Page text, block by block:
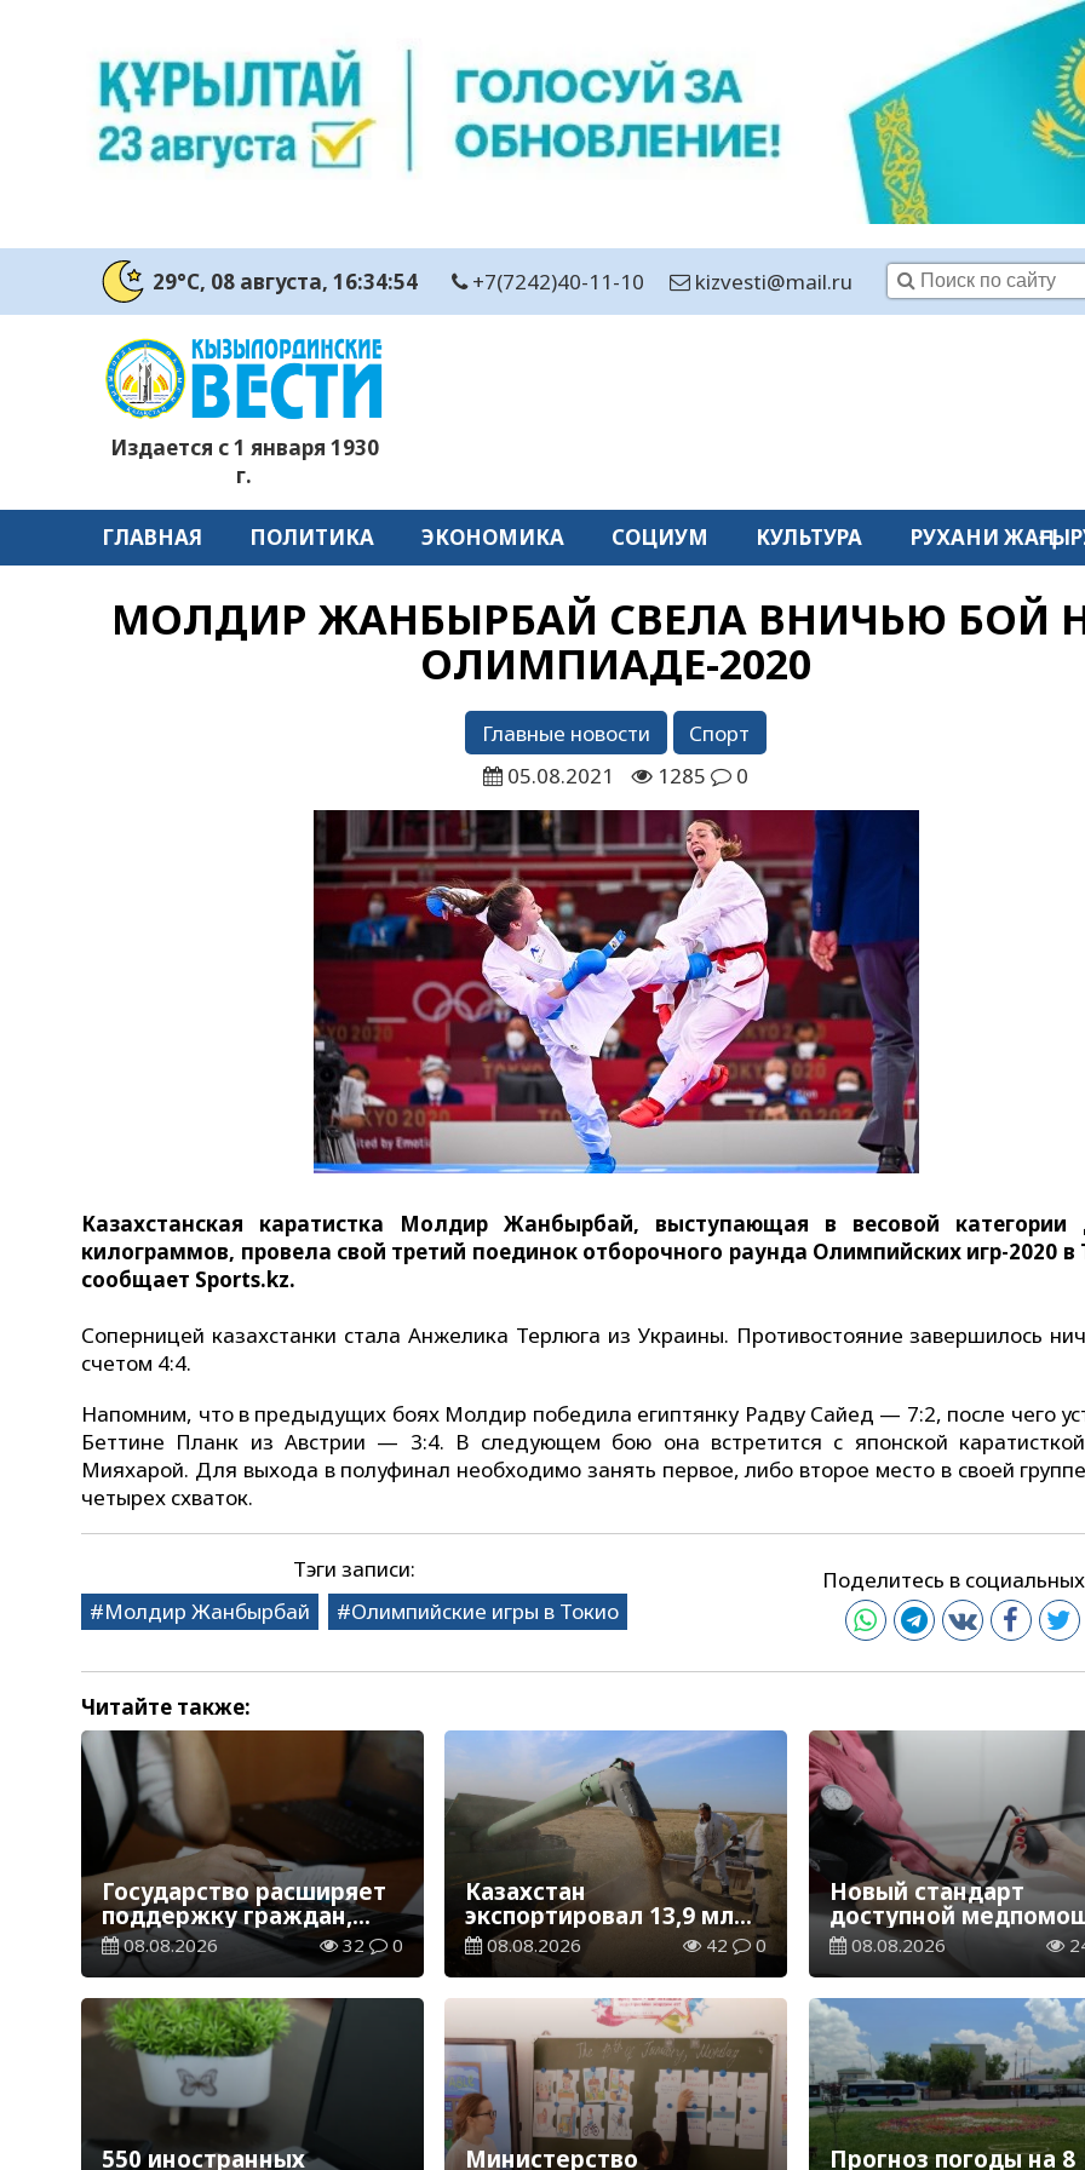
29°C, 08 августа, 16:34:55 +7(7242)40-11-10 kizvesti@mail.ru
Издается с 1 января 1930
г.
ГЛАВНАЯ ПОЛИТИКА ЭКОНОМИКА СОЦИУМ КУЛЬТУРА РУХАНИ
МОЛДИР ЖАНБЫРБАЙ СВЕЛА ВНИЧЬЮ БОЙ
ОЛИМПИАДЕ-2020
Главные новости
Спорт
05.08.2021
1285 0
Казахстанская каратистка Молдир Жанбырбай, выступающая в весовой категории
килограммов, провела свой третий поединок отборочного раунда Олимпийских игр-2020 в
сообщает Sports.kz.
Соперницей казахстанки стала Анжелика Терлюга из Украины. Противостояние завершилось
счетом 4:4.
Напомним, что в предыдущих боях Молдир победила египтянку Радву Сайед — 7:2, после чего
Беттине Планк из Австрии — 3:4. В следующем бою она встретится с японской
Мияхарой. Для выхода в полуфинал необходимо занять первое, либо второе место в своей
четырех схваток.
Тэги записи:
Молдир Жанбырбай
Олимпийские игры в Токио
Поделитесь в
Читайте также:
Государство расширяет
поддержку граждан,
переезжающих в новые
регионы для работы
08.08.2026 32 0
Казахстан
экспортировал 13,9 млн
тонн зерна и муки в
зерновом эквиваленте
08.08.2026 42 0
Новый стандарт
доступной
более 1 млн
казахстанцев
телемедицинские
услуги
08.08.2026
550 иностранных
Министерство
Прогноз погоды на 8